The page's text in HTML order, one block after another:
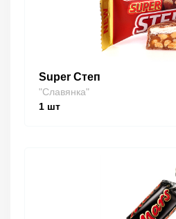
Super Степ
"Славянка"
1 шт